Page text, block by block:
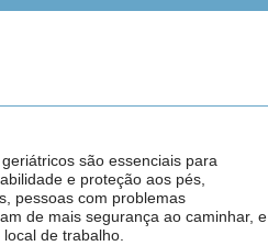
são essenciais para
e proteção aos pés,
pessoas com problemas
de mais segurança ao caminhar, e
de trabalho.